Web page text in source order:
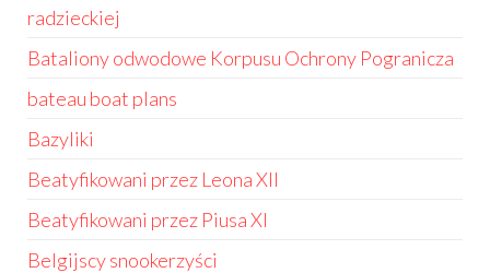
radzieckiej
Bataliony odwodowe Korpusu Ochrony Pogranicza
bateau boat plans
Bazyliki
Beatyfikowani przez Leona XII
Beatyfikowani przez Piusa XI
Belgijscy snookerzyści